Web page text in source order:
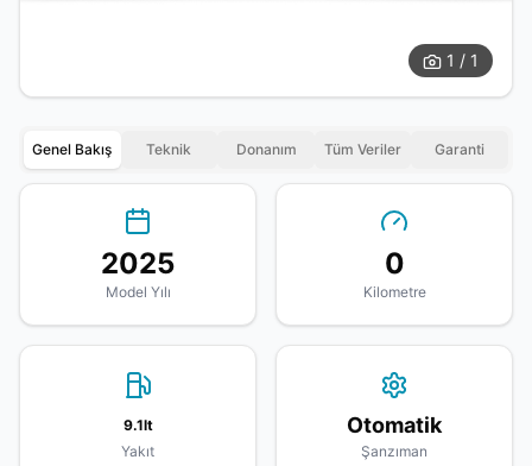
1 / 1
Genel Bakış Teknik Donanım Tüm Veriler Garanti
2025
Model Yılı
0
Kilometre
9.1lt
Yakıt
Otomatik
Şanzıman